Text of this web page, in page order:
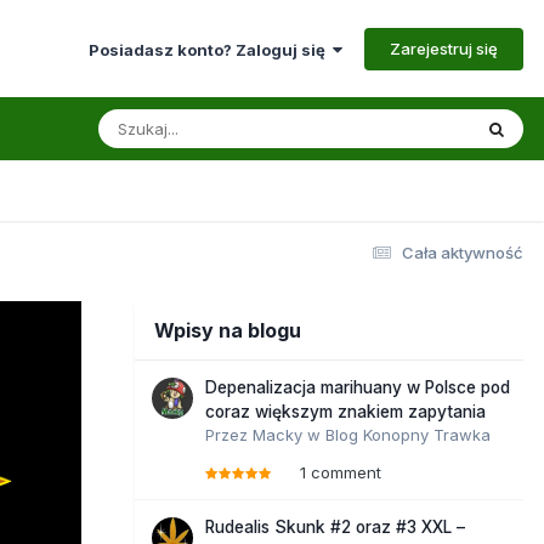
Posiadasz konto? Zaloguj się Zarejestruj się
Cała aktywność
Wpisy na blogu
Depenalizacja marihuany w Polsce pod
coraz większym znakiem zapytania
Przez Macky w Blog Konopny Trawka
1 comment
Rudealis Skunk #2 oraz #3 XXL –